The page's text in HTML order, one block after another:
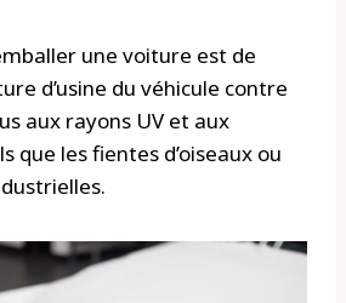
une voiture est de
d’usine du véhicule contre
aux rayons UV et aux
que les fientes d’oiseaux ou